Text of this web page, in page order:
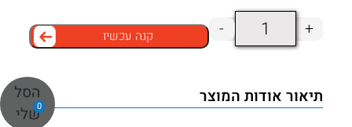
0
הסל
שלי
+ כמות
של
תרופות
דו-צדדית
- קנה עכשיו
תיאור אודות המוצר +